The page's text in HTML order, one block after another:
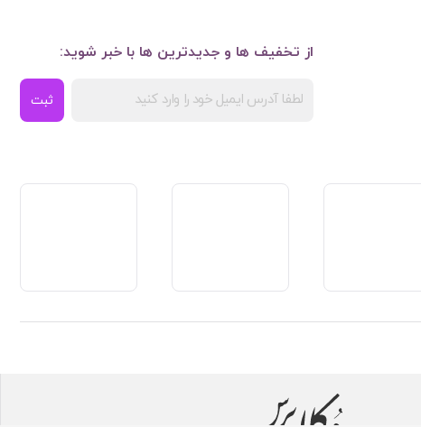
از تخفیف ها و جدیدترین ها با خبر شوید:
ثبت